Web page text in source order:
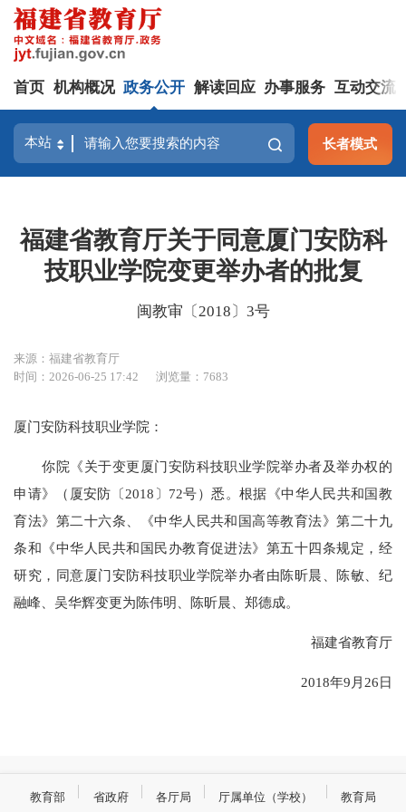
首页 机构概况 政务公开 解读回应 办事服务 互动交流
长者模式
福建省教育厅关于同意厦门安防科
技职业学院变更举办者的批复
闽教审〔2018〕3号
来源：福建省教育厅
时间：2026-06-25 17:42
浏览量：7683
厦门安防科技职业学院：
你院《关于变更厦门安防科技职业学院举办者及举办权的
申请》（厦安防〔2018〕72号）悉。根据《中华人民共和国教
育法》第二十六条、《中华人民共和国高等教育法》第二十九
条和《中华人民共和国民办教育促进法》第五十四条规定，经
研究，同意厦门安防科技职业学院举办者由陈昕晨、陈敏、纪
融峰、吴华辉变更为陈伟明、陈昕晨、郑德成。
福建省教育厅
2018年9月26日
教育部 省政府 各厅局 厅属单位（学校） 教育局